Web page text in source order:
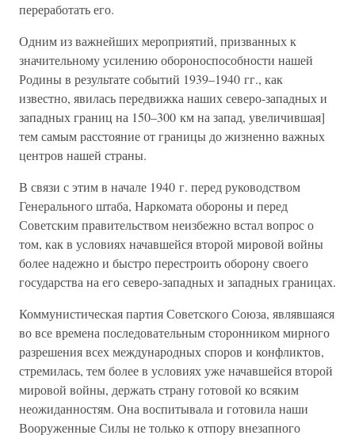
переработать его.
Одним из важнейших мероприятий, призванных к
значительному усилению обороноспособности нашей
Родины в результате событий 1939–1940 гг., как
известно, явилась передвижка наших северо-западных и
западных границ на 150–300 км на запад, увеличившая]
тем самым расстояние от границы до жизненно важных
центров нашей страны.
В связи с этим в начале 1940 г. перед руководством
Генерального штаба, Наркомата обороны и перед
Советским правительством неизбежно встал вопрос о
том, как в условиях начавшейся второй мировой войны
более надежно и быстро перестроить оборону своего
государства на его северо-западных и западных границах.
Коммунистическая партия Советского Союза, являвшаяся
во все времена последовательным сторонником мирного
разрешения всех международных споров и конфликтов,
стремилась, тем более в условиях уже начавшейся второй
мировой войны, держать страну готовой ко всяким
неожиданностям. Она воспитывала и готовила наши
Вооруженные Силы не только к отпору внезапного